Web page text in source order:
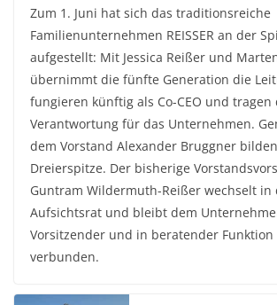
Zum 1. Juni hat sich das traditionsreiche
Familienunternehmen REISSER an der
aufgestellt: Mit Jessica Reißer und
übernimmt die fünfte Generation die
fungieren künftig als Co-CEO und tragen
Verantwortung für das Unternehmen.
dem Vorstand Alexander Bruggner
Dreierspitze. Der bisherige
Guntram Wildermuth-Reißer wechselt in
Aufsichtsrat und bleibt dem
Vorsitzender und in beratender Funktion
verbunden.